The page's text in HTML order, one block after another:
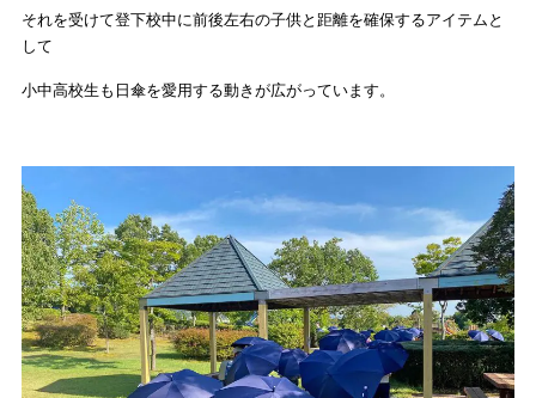
それを受けて登下校中に前後左右の子供と距離を確保するアイテムと
して
小中高校生も日傘を愛用する動きが広がっています。